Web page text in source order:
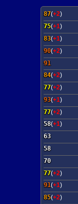
87(+2)
75(+1)
83(+1)
90(+2)
91
84(+2)
77(+2)
93(+1)
77(+2)
58(+1)
63
58
70
77(+2)
91(+1)
85(+2)